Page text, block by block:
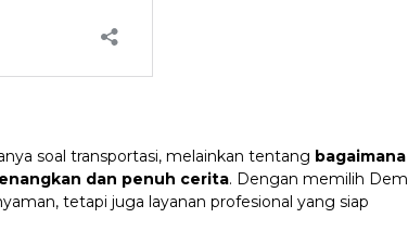
soal transportasi, melainkan tentang bagaimana
dan penuh cerita. Dengan memilih Dem
tetapi juga layanan profesional yang siap